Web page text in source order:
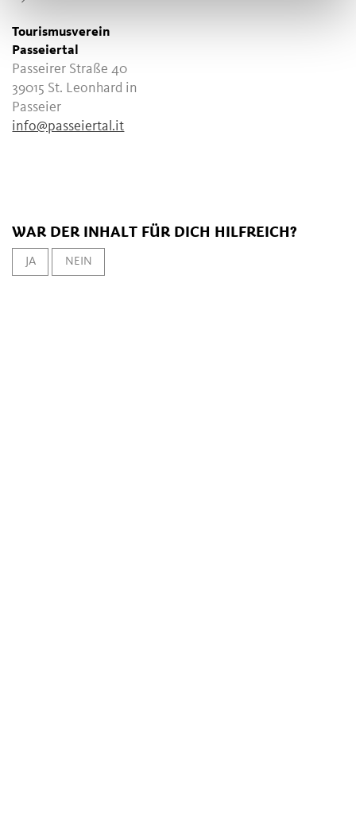
Tourismusverein
Passeiertal
Passeirer Straße 40
39015 St. Leonhard in
Passeier
info@passeiertal.it
WAR DER INHALT FÜR DICH HILFREICH?
JA NEIN